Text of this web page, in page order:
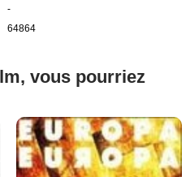
-
64864
vous pourriez